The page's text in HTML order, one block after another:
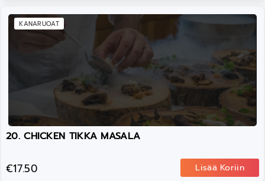
KANARUOAT
20. CHICKEN TIKKA MASALA
€17.50 Lisää Koriin